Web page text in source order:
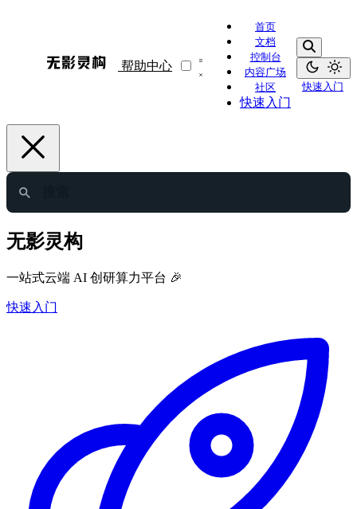
帮助中心
首页
文档
控制台
内容广场
社区
快速入门
快速入门
无影灵构
一站式云端 AI 创研算力平台 🎉
快速入门